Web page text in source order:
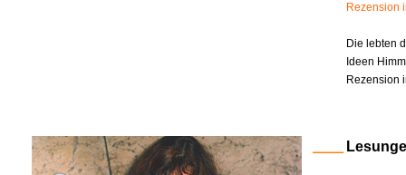
Rezension
Die lebten
Ideen
Rezension